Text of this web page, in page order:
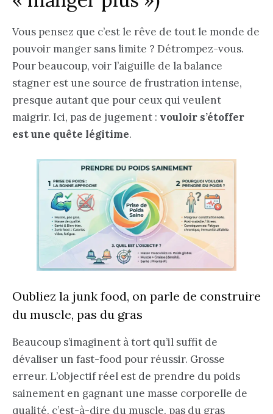
Vous pensez que c’est le rêve de tout le monde de
pouvoir manger sans limite ? Détrompez-vous.
Pour beaucoup, voir l’aiguille de la balance
stagner est une source de frustration intense,
presque autant que pour ceux qui veulent
maigrir. Ici, pas de jugement : vouloir s’étoffer
est une quête légitime.
Oubliez la junk food, on parle de construire
du muscle, pas du gras
Beaucoup s’imaginent à tort qu’il suffit de
dévaliser un fast-food pour réussir. Grosse
erreur. L’objectif réel est de prendre du poids
sainement en gagnant une masse corporelle de
qualité, c’est-à-dire du muscle, pas du gras